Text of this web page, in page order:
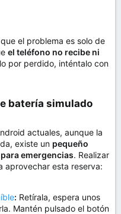
el problema es solo de
el teléfono no recibe ni
por perdido, inténtalo con
batería simulado​
actuales, aunque la
existe un pequeño
emergencias. Realizar
aprovechar esta reserva:
: Retírala, espera unos
Mantén pulsado el botón